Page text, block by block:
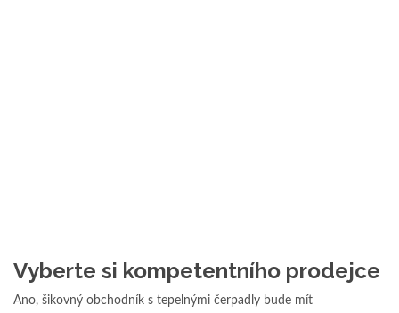
Vyberte si kompetentního prodejce
Ano, šikovný obchodník s tepelnými čerpadly bude mít